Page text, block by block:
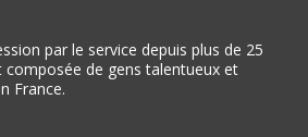
par le service depuis plus de 25
composée de gens talentueux et
France.